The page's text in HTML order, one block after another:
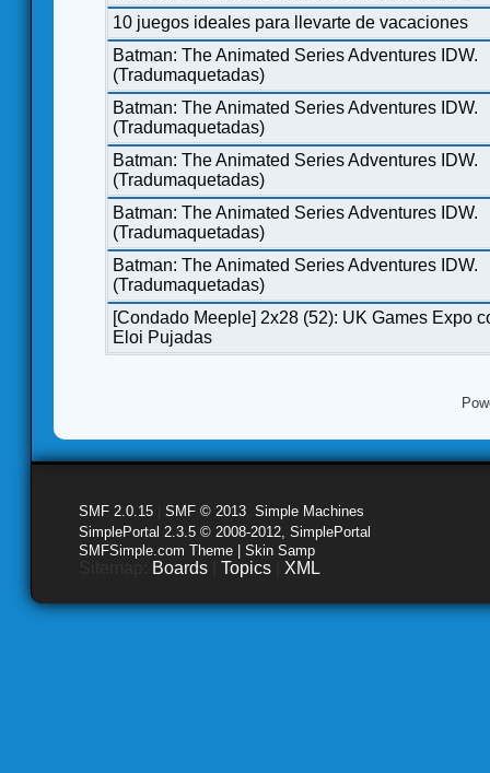
10 juegos ideales para llevarte de vacaciones
Batman: The Animated Series Adventures IDW.
(Tradumaquetadas)
Batman: The Animated Series Adventures IDW.
(Tradumaquetadas)
Batman: The Animated Series Adventures IDW.
(Tradumaquetadas)
Batman: The Animated Series Adventures IDW.
(Tradumaquetadas)
Batman: The Animated Series Adventures IDW.
(Tradumaquetadas)
[Condado Meeple] 2x28 (52): UK Games Expo
Eloi Pujadas
SMF 2.0.15 SMF © 2013 Simple Machines
SimplePortal 2.3.5 © 2008-2012, SimplePortal
SMFSimple.com Theme | Skin Samp
Boards Topics XML